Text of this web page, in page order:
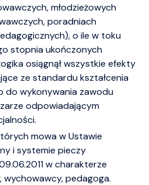
młodzieżowych
poradniach
o ile w toku
stopnia ukończonych
osiągnął wszystkie efekty
ze standardu kształcenia
do wykonywania zawodu
odpowiadającym
mowa w Ustawie
i systemie pieczy
w charakterze
pedagoga.